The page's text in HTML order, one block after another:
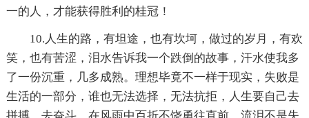
一的人，才能获得胜利的桂冠！
10.人生的路，有坦途，也有坎坷，做过的岁月，有欢
笑，也有苦涩，泪水告诉我一个跌倒的故事，汗水使我多
了一份沉重，几多成熟。理想毕竟不一样于现实，失败是
生活的一部分，谁也无法选择，无法抗拒，人生要自己去